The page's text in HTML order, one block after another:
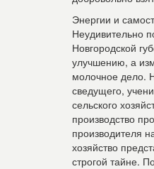
Энергии и
Неудивительно
Новгородской
улучшению, а
молочное дело.
сведущего,
сельского
производство
производителя
хозяйство
строгой тайне.